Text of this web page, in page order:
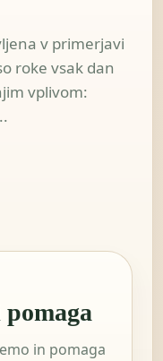
v primerjavi
roke vsak dan
vplivom:
in pomaga